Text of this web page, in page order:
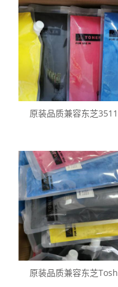
原装品质兼容东芝3511
原装品质兼容东芝Tosh